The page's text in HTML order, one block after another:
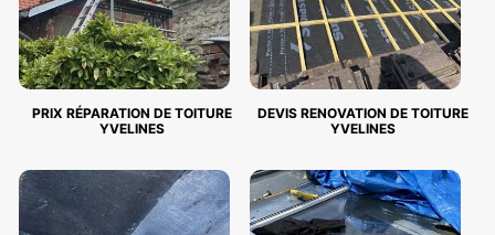
PRIX RÉPARATION DE TOITURE
YVELINES
DEVIS RENOVATION DE TOITURE
YVELINES